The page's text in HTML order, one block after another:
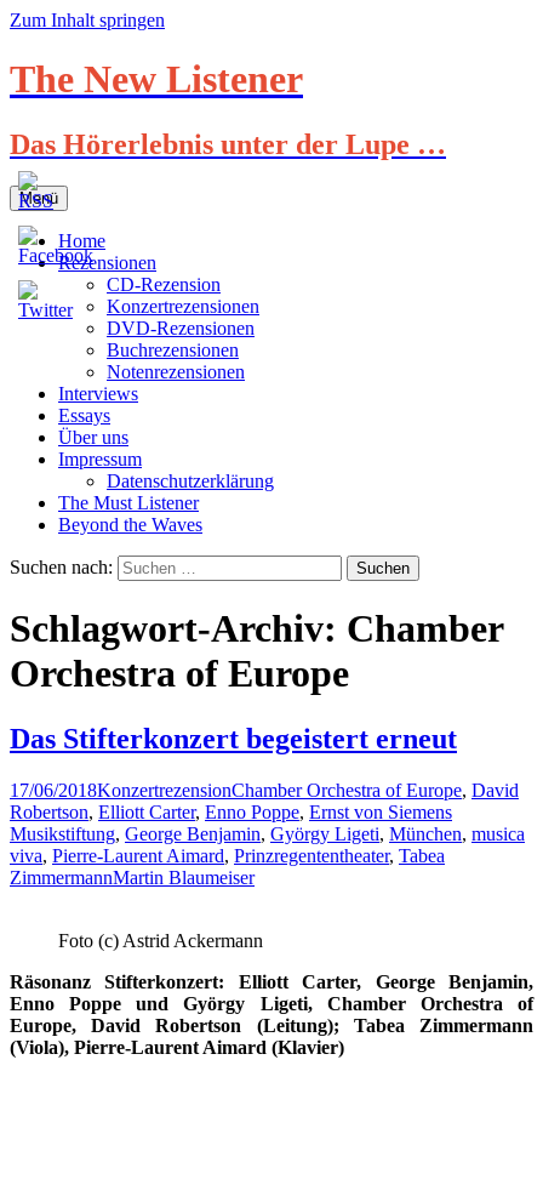
Zum Inhalt springen
The New Listener
Das Hörerlebnis unter der Lupe …
Menü
Home
Rezensionen
CD-Rezension
Konzertrezensionen
DVD-Rezensionen
Buchrezensionen
Notenrezensionen
Interviews
Essays
Über uns
Impressum
Datenschutzerklärung
The Must Listener
Beyond the Waves
Suchen nach:
Schlagwort-Archiv: Chamber
Orchestra of Europe
Das Stifterkonzert begeistert erneut
17/06/2018KonzertrezensionChamber Orchestra of Europe, David
Robertson, Elliott Carter, Enno Poppe, Ernst von Siemens
Musikstiftung, George Benjamin, György Ligeti, München, musica
viva, Pierre-Laurent Aimard, Prinzregententheater, Tabea
ZimmermannMartin Blaumeiser
Foto (c) Astrid Ackermann
Räsonanz Stifterkonzert: Elliott Carter, George Benjamin,
Enno Poppe und György Ligeti, Chamber Orchestra of
Europe, David Robertson (Leitung); Tabea Zimmermann
(Viola), Pierre-Laurent Aimard (Klavier)